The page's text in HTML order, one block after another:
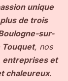
unique
plus de trois
sur-
Touquet, nos
entreprises et
chaleureux.